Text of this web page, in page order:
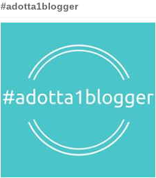
#adotta1blogger